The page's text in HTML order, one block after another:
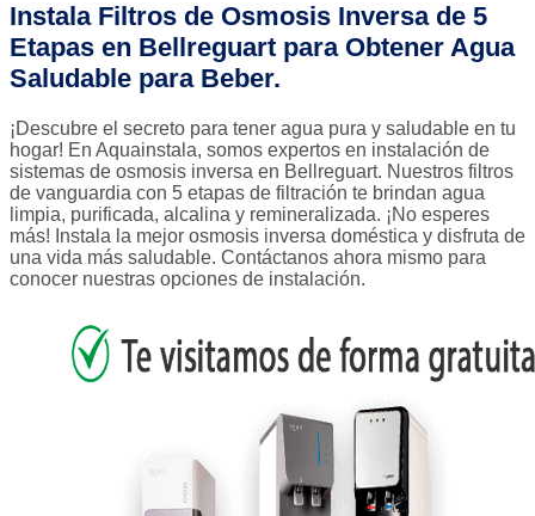
Instala Filtros de Osmosis Inversa de 5
Etapas en Bellreguart para Obtener Agua
Saludable para Beber.
¡Descubre el secreto para tener agua pura y saludable en tu
hogar! En Aquainstala, somos expertos en instalación de
sistemas de osmosis inversa en Bellreguart. Nuestros filtros
de vanguardia con 5 etapas de filtración te brindan agua
limpia, purificada, alcalina y remineralizada. ¡No esperes
más! Instala la mejor osmosis inversa doméstica y disfruta de
una vida más saludable. Contáctanos ahora mismo para
conocer nuestras opciones de instalación.